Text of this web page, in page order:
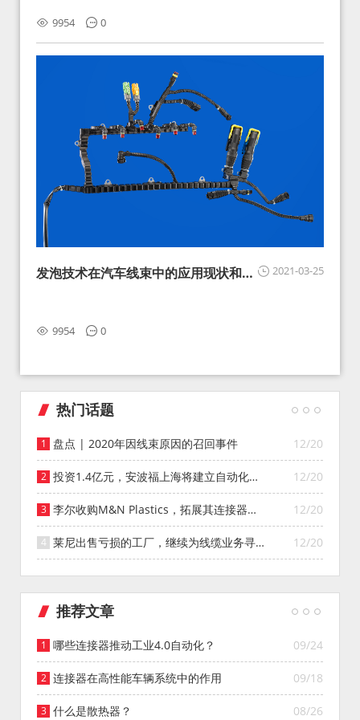
9954 0
2021-03-25
发泡技术在汽车线束中的应用现状和展
9954 0
热门话题
12/20
盘点 | 2020年因线束原因的召回事件
12/20
投资1.4亿元，安波福上海将建立自动化智
能仓库
12/20
李尔收购M&N Plastics，拓展其连接器系
统业务
12/20
莱尼出售亏损的工厂，继续为线缆业务寻找
投资者
推荐文章
09/24
哪些连接器推动工业4.0自动化？
09/18
连接器在高性能车辆系统中的作用
08/26
什么是散热器？